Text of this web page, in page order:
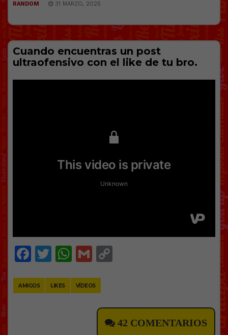
RANDOM 31 MARZO, 2025
Cuando encuentras un post
ultraofensivo con el like de tu bro.
Facebook
Twitter
WhatsApp
Gmail
AMIGOS LIKES VÍDEOS
42 COMENTARIOS